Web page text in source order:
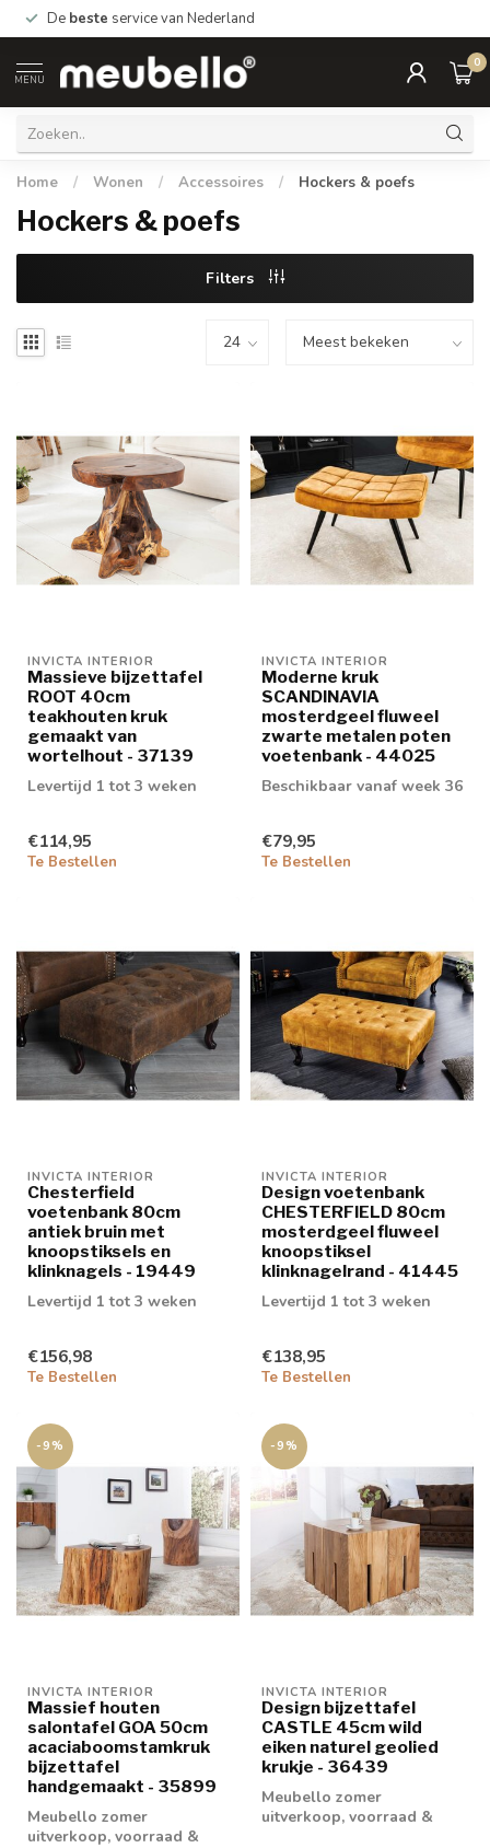
De beste service van Nederland
MENU
0
Home / Wonen / Accessoires / Hockers & poefs
Hockers & poefs
Filters
INVICTA INTERIOR
Massieve bijzettafel
ROOT 40cm
teakhouten kruk
gemaakt van
wortelhout - 37139
Levertijd 1 tot 3 weken
€114,95
Te Bestellen
INVICTA INTERIOR
Moderne kruk
SCANDINAVIA
mosterdgeel fluweel
zwarte metalen poten
voetenbank - 44025
Beschikbaar vanaf week 36
€79,95
Te Bestellen
INVICTA INTERIOR
Chesterfield
voetenbank 80cm
antiek bruin met
knoopstiksels en
klinknagels - 19449
Levertijd 1 tot 3 weken
€156,98
Te Bestellen
INVICTA INTERIOR
Design voetenbank
CHESTERFIELD 80cm
mosterdgeel fluweel
knoopstiksel
klinknagelrand - 41445
Levertijd 1 tot 3 weken
€138,95
Te Bestellen
-9%
INVICTA INTERIOR
Massief houten
salontafel GOA 50cm
acaciaboomstamkruk
bijzettafel
handgemaakt - 35899
Meubello zomer
uitverkoop, voorraad &
-9%
INVICTA INTERIOR
Design bijzettafel
CASTLE 45cm wild
eiken naturel geolied
krukje - 36439
Meubello zomer
uitverkoop, voorraad &